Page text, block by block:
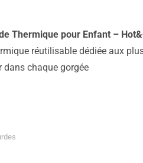
Thermique pour Enfant –
réutilisable dédiée aux
dans chaque gorgée